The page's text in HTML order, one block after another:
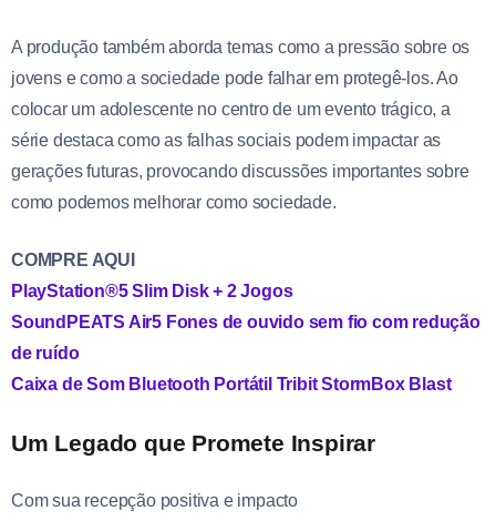
A produção também aborda temas como a pressão sobre os
jovens e como a sociedade pode falhar em protegê-los. Ao
colocar um adolescente no centro de um evento trágico, a
série destaca como as falhas sociais podem impactar as
gerações futuras, provocando discussões importantes sobre
como podemos melhorar como sociedade.
COMPRE AQUI
PlayStation®5 Slim Disk + 2 Jogos
SoundPEATS Air5 Fones de ouvido sem fio com redução
de ruído
Caixa de Som Bluetooth Portátil Tribit StormBox Blast
Um Legado que Promete Inspirar
Com sua recepção positiva e impacto